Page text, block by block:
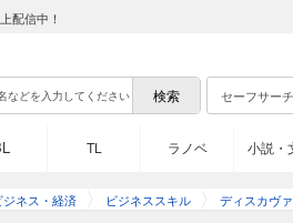
配信中！
セーフサー
TL ラノベ 小説・
ジネス・経済 ビジネススキル ディスカヴ